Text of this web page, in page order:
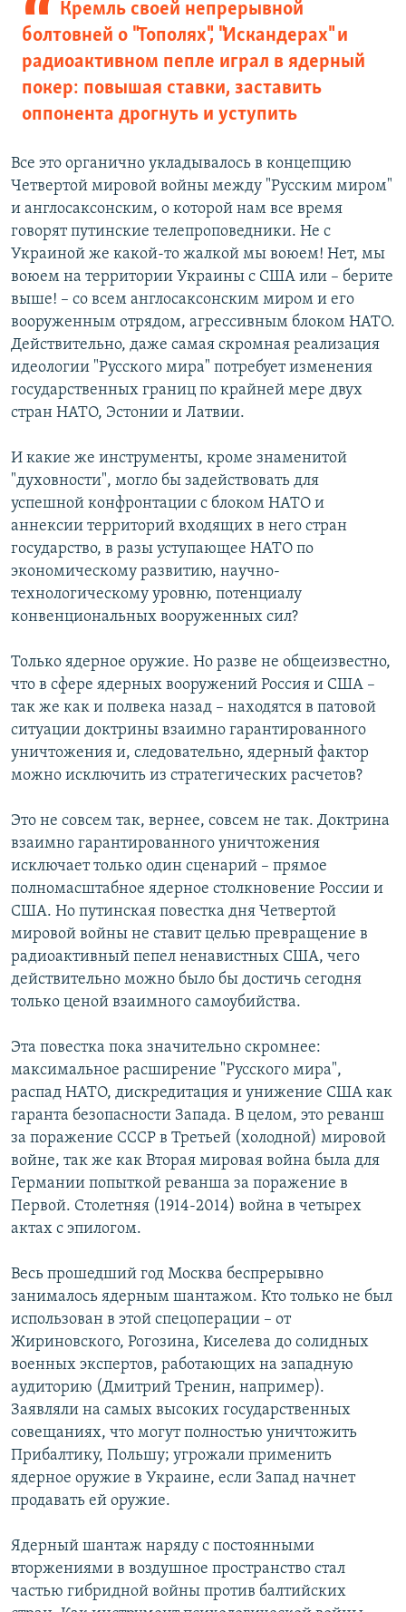
Кремль своей непрерывной
болтовней о "Тополях", "Искандерах" и
радиоактивном пепле играл в ядерный
покер: повышая ставки, заставить
оппонента дрогнуть и уступить
Все это органично укладывалось в концепцию
Четвертой мировой войны между "Русским миром"
и англосаксонским, о которой нам все время
говорят путинские телепроповедники. Не с
Украиной же какой-то жалкой мы воюем! Нет, мы
воюем на территории Украины с США или – берите
выше! – со всем англосаксонским миром и его
вооруженным отрядом, агрессивным блоком НАТО.
Действительно, даже самая скромная реализация
идеологии "Русского мира" потребует изменения
государственных границ по крайней мере двух
стран НАТО, Эстонии и Латвии.
И какие же инструменты, кроме знаменитой
"духовности", могло бы задействовать для
успешной конфронтации с блоком НАТО и
аннексии территорий входящих в него стран
государство, в разы уступающее НАТО по
экономическому развитию, научно-
технологическому уровню, потенциалу
конвенциональных вооруженных сил?
Только ядерное оружие. Но разве не общеизвестно,
что в сфере ядерных вооружений Россия и США –
так же как и полвека назад – находятся в патовой
ситуации доктрины взаимно гарантированного
уничтожения и, следовательно, ядерный фактор
можно исключить из стратегических расчетов?
Это не совсем так, вернее, совсем не так. Доктрина
взаимно гарантированного уничтожения
исключает только один сценарий – прямое
полномасштабное ядерное столкновение России и
США. Но путинская повестка дня Четвертой
мировой войны не ставит целью превращение в
радиоактивный пепел ненавистных США, чего
действительно можно было бы достичь сегодня
только ценой взаимного самоубийства.
Эта повестка пока значительно скромнее:
максимальное расширение "Русского мира",
распад НАТО, дискредитация и унижение США как
гаранта безопасности Запада. В целом, это реванш
за поражение СССР в Третьей (холодной) мировой
войне, так же как Вторая мировая война была для
Германии попыткой реванша за поражение в
Первой. Столетняя (1914-2014) война в четырех
актах с эпилогом.
Весь прошедший год Москва беспрерывно
занималось ядерным шантажом. Кто только не был
использован в этой спецоперации – от
Жириновского, Рогозина, Киселева до солидных
военных экспертов, работающих на западную
аудиторию (Дмитрий Тренин, например).
Заявляли на самых высоких государственных
совещаниях, что могут полностью уничтожить
Прибалтику, Польшу; угрожали применить
ядерное оружие в Украине, если Запад начнет
продавать ей оружие.
Ядерный шантаж наряду с постоянными
вторжениями в воздушное пространство стал
частью гибридной войны против балтийских